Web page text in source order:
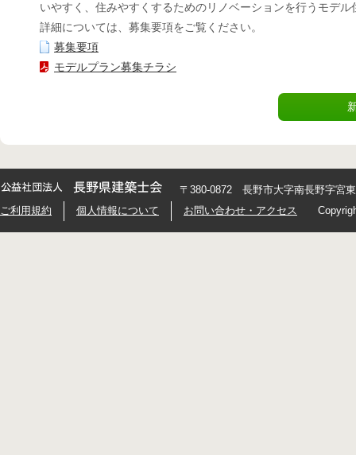
いやすく、住みやすくするためのリノベーションを行うモデ
詳細については、募集要項をご覧ください。
募集要項
モデルプラン募集チラシ
〒380-0872 長野市大字南長野字宮
ご利用規約
個人情報について お問い合わせ・アクセス